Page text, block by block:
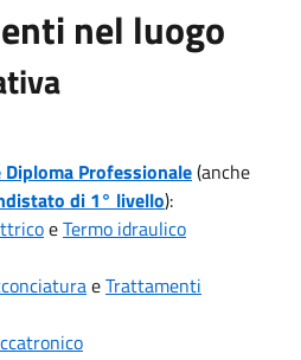
nel luogo
Diploma Professionale(anche
di 1° livello):
eTermo idraulico
eTrattamenti